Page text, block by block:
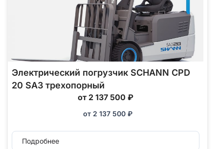
Электрический погрузчик SCHANN CPD
20 SA3 трехопорный
от 2 137 500 ₽
от 2 137 500 ₽
Подробнее